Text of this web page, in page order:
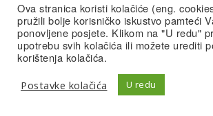
Oprema za off road vozila (192)
HardTopovi/Tvrdi pokrovi za pick up
Poklon kartice (1)
Ova stranica koristi kolačiće (eng.
pružili bolje korisničko iskustvo pamteći
ponovljene posjete. Klikom na "U redu"
upotrebu svih kolačića ili možete urediti
korištenja kolačića.
Postavke kolačića U redu